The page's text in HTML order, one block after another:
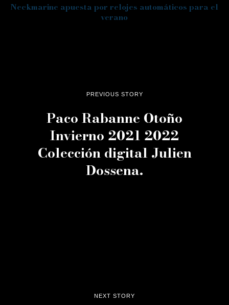
Neckmarine apuesta por relojes automáticos para el
verano
PREVIOUS STORY
Paco Rabanne Otoño
Invierno 2021 2022
Colección digital Julien
Dossena.
NEXT STORY